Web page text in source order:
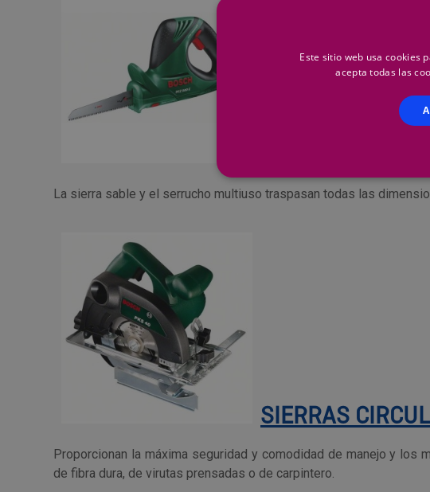
SIERRAS
La sierra sable y el serrucho multiuso traspasan todas las
SIERRAS
Proporcionan la máxima seguridad y comodidad de manejo y los
de fibra dura, de virutas prensadas o de carpintero.
Este sitio web usa cookies
acepta todas las